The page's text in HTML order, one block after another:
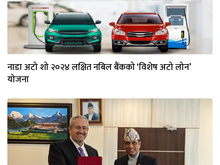
नाडा अटो शो २०२४ लक्षित नबिल बैंकको ‘विशेष अटो लोन’
योजना